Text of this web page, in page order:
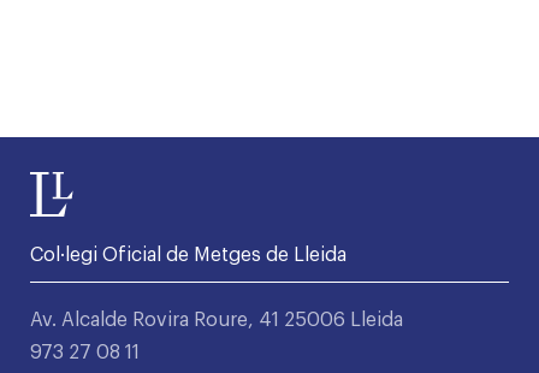
Col·legi Oficial de Metges de Lleida
Av. Alcalde Rovira Roure, 41 25006 Lleida
973 27 08 11